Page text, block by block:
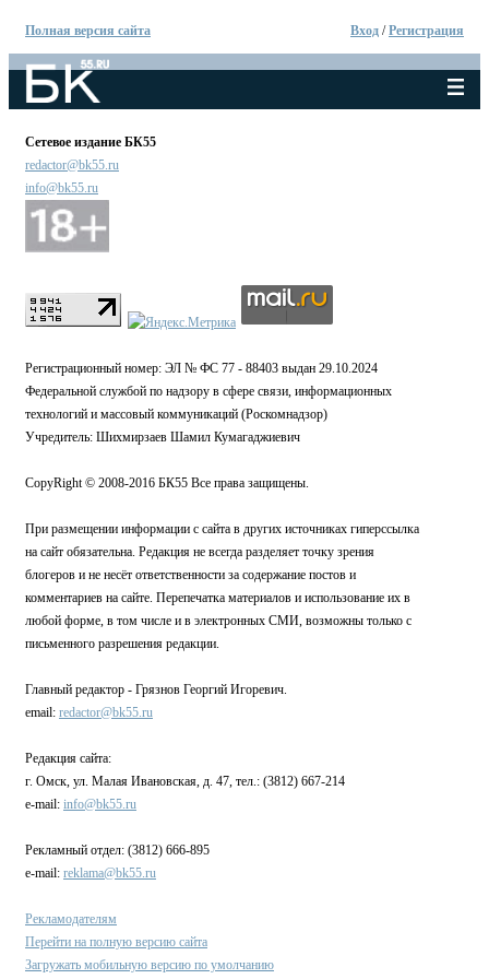
Полная версия сайта Вход /Регистрация
Сетевое издание БК55
redactor@bk55.ru
info@bk55.ru
Регистрационный номер: ЭЛ № ФС 77 - 88403 выдан 29.10.2024
Федеральной службой по надзору в сфере связи, информационных
технологий и массовый коммуникаций (Роскомнадзор)
Учредитель: Шихмирзаев Шамил Кумагаджиевич
CopyRight © 2008-2016 БК55 Все права защищены.
При размещении информации с сайта в других источниках гиперссылка
на сайт обязательна. Редакция не всегда разделяет точку зрения
блогеров и не несёт ответственности за содержание постов и
комментариев на сайте. Перепечатка материалов и использование их в
любой форме, в том числе и в электронных СМИ, возможны только с
письменного разрешения редакции.
Главный редактор - Грязнов Георгий Игоревич.
email: redactor@bk55.ru
Редакция сайта:
г. Омск, ул. Малая Ивановская, д. 47, тел.: (3812) 667-214
e-mail: info@bk55.ru
Рекламный отдел: (3812) 666-895
e-mail: reklama@bk55.ru
Рекламодателям
Перейти на полную версию сайта
Загружать мобильную версию по умолчанию